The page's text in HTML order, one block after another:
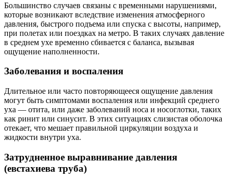
Большинство случаев связаны с временными нарушениями,
которые возникают вследствие изменения атмосферного
давления, быстрого подъема или спуска с высоты, например,
при полетах или поездках на метро. В таких случаях давление
в среднем ухе временно сбивается с баланса, вызывая
ощущение наполненности.
Заболевания и воспаления
Длительное или часто повторяющееся ощущение давления
могут быть симптомами воспаления или инфекций среднего
уха — отита, или даже заболеваний носа и носоглотки, таких
как ринит или синусит. В этих ситуациях слизистая оболочка
отекает, что мешает правильной циркуляции воздуха и
жидкости внутри уха.
Затрудненное выравнивание давления
(евстахиева труба)